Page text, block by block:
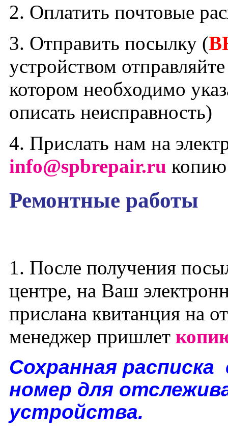
2. Оплатить почтовые
3. Отправить посылку (
устройством
котором необходимо
описать неисправность)
4. Прислать нам на
info@spbrepair.ru копию
Ремонтные работы
1. После получения
центре, на Ваш
прислана квитанция на
менеджер пришлет
Сохранная
номер для
устройства.